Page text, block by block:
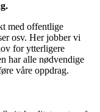
med offentlige
osv. Her jobber vi
for ytterligere
har alle nødvendige
våre oppdrag.